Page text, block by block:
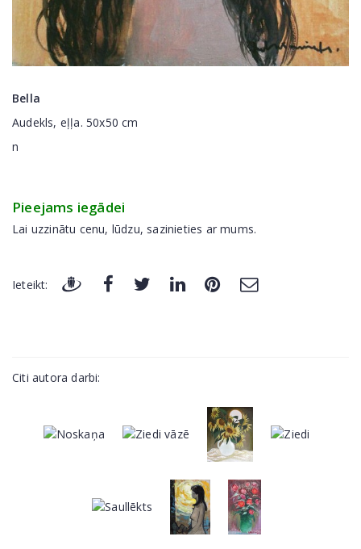
Bella
Audekls, eļļa. 50x50 cm
n
Pieejams iegādei
Lai uzzinātu cenu, lūdzu, sazinieties ar mums.
Ieteikt:
Citi autora darbi: